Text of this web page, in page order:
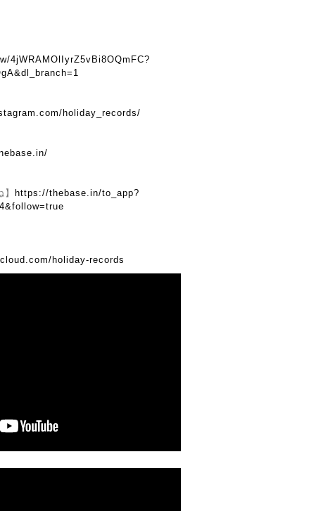
4jWRAMOlIyrZ5vBi8OQmFC?
holiday_records/
https://thebase.in/to_app?
holiday-records